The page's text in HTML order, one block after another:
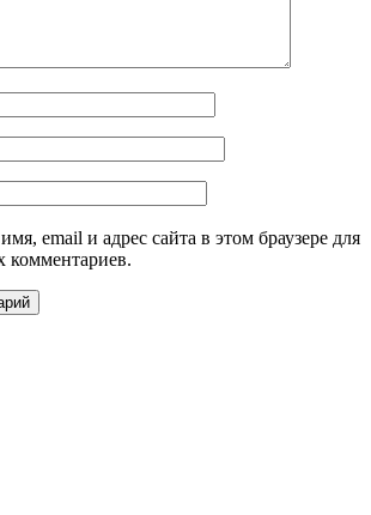
email и адрес сайта в этом браузере для